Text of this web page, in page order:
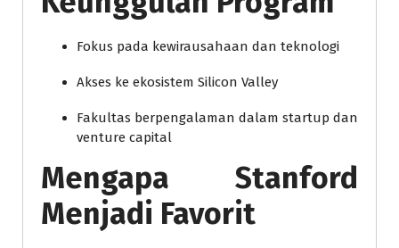
Fokus pada kewirausahaan dan teknologi
Akses ke ekosistem Silicon Valley
Fakultas berpengalaman dalam startup dan
venture capital
Mengapa Stanford
Menjadi Favorit